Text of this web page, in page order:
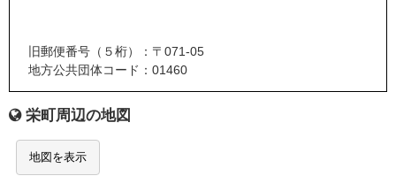
旧郵便番号（５桁）：〒071-05
地方公共団体コード：01460
栄町周辺の地図
地図を表示